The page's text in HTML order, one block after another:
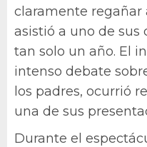
claramente regañar
asistió a uno de sus
tan solo un año. El
intenso debate
los padres, ocurrió
una de sus
Durante el